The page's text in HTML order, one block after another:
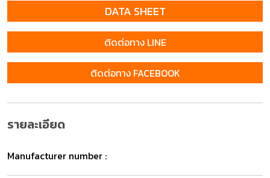
DATA SHEET
ติดต่อทาง LINE
ติดต่อทาง FACEBOOK
รายละเอียด
Manufacturer number :